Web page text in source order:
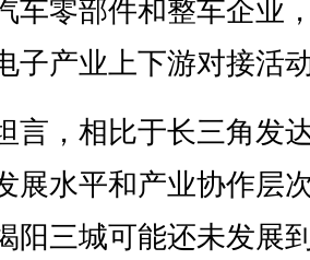
车零部件和整车企业
子产业上下游对接活
，相比于长三角发
展水平和产业协作层
阳三城可能还未发展